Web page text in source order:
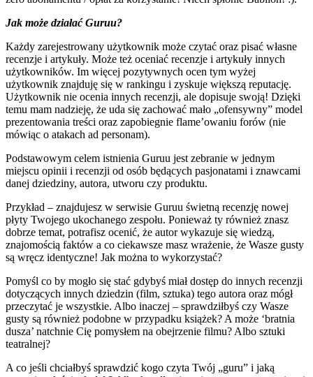
Jak może działać Guruu?
Każdy zarejestrowany użytkownik może czytać oraz pisać własne
recenzje i artykuły. Może też oceniać recenzje i artykuły innych
użytkowników. Im więcej pozytywnych ocen tym wyżej
użytkownik znajduję się w rankingu i zyskuje większą reputację.
Użytkownik nie ocenia innych recenzji, ale dopisuje swoją! Dzięki
temu mam nadzieję, że uda się zachować mało „ofensywny” model
prezentowania treści oraz zapobiegnie flame’owaniu forów (nie
mówiąc o atakach ad personam).
Podstawowym celem istnienia Guruu jest zebranie w jednym
miejscu opinii i recenzji od osób będących pasjonatami i znawcami
danej dziedziny, autora, utworu czy produktu.
Przykład – znajdujesz w serwisie Guruu świetną recenzję nowej
płyty Twojego ukochanego zespołu. Ponieważ ty również znasz
dobrze temat, potrafisz ocenić, że autor wykazuje się wiedzą,
znajomością faktów a co ciekawsze masz wrażenie, że Wasze gusty
są wręcz identyczne! Jak można to wykorzystać?
Pomyśl co by mogło się stać gdybyś miał dostęp do innych recenzji
dotyczących innych dziedzin (film, sztuka) tego autora oraz mógł
przeczytać je wszystkie. Albo inaczej – sprawdziłbyś czy Wasze
gusty są również podobne w przypadku książek? A może ‘bratnia
dusza’ natchnie Cię pomysłem na obejrzenie filmu? Albo sztuki
teatralnej?
A co jeśli chciałbyś sprawdzić kogo czyta Twój „guru” i jaką